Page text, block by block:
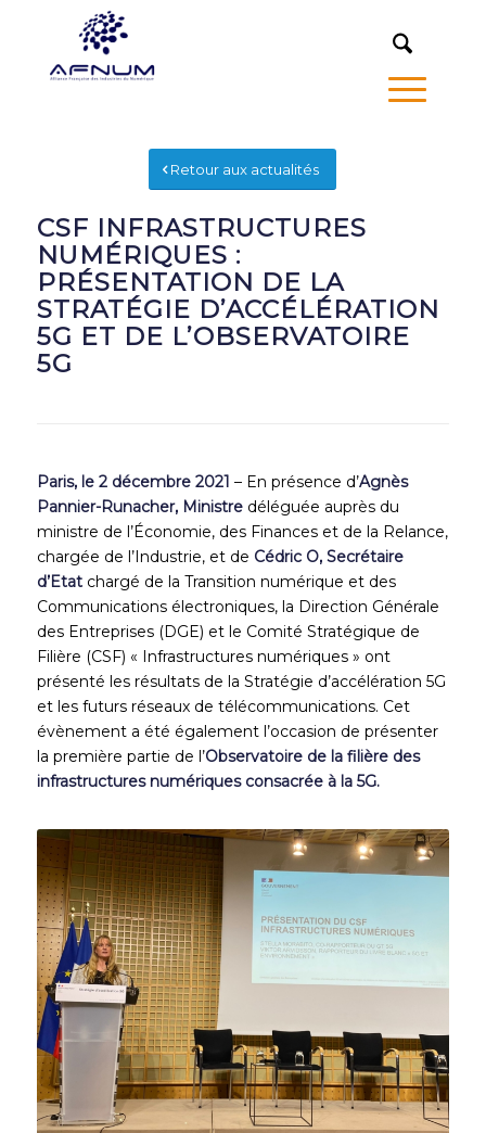
Retour aux actualités
CSF INFRASTRUCTURES
NUMÉRIQUES :
PRÉSENTATION DE LA
STRATÉGIE D’ACCÉLÉRATION
5G ET DE L’OBSERVATOIRE
5G
Paris, le 2 décembre 2021 – En présence d’Agnès
Pannier-Runacher, Ministredéléguée auprès du
ministre de l’Économie, des Finances et de la Relance,
chargée de l’Industrie, et de Cédric O, Secrétaire
d’Etatchargé de la Transition numérique et des
Communications électroniques, la Direction Générale
des Entreprises (DGE) et le Comité Stratégique de
Filière (CSF) « Infrastructures numériques » ont
présenté les résultats de la Stratégie d’accélération 5G
et les futurs réseaux de télécommunications. Cet
évènement a été également l’occasion de présenter
la première partie de l’Observatoire de la filière des
infrastructures numériques consacrée à la 5G.